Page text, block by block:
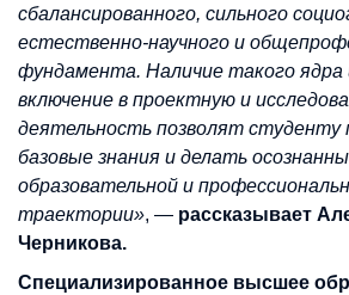
сбалансированного, сильного
естественно-научного и
фундамента. Наличие такого ядра
включение в проектную и
деятельность позволят студенту
базовые знания и делать
образовательной и
траектории», — рассказывает
Черникова.
Специализированное высшее